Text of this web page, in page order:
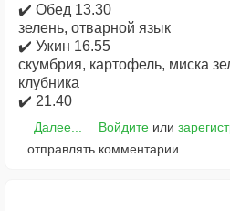
✔️ Обед 13.30
зелень, отварной язык
✔️ Ужин 16.55
скумбрия, картофель, миска
клубника
✔️ 21.40
Далее... Войдитеили
отправлять комментарии